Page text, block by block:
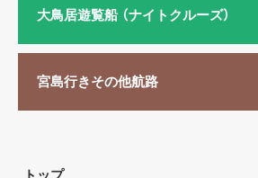
大鳥居遊覧船 （ナイトクルーズ）
宮島行きその他航路
トップ